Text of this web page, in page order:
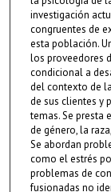
investigación
congruentes de
esta población.
los proveedores
condicional a
del contexto de
de sus clientes y
temas. Se presta
de género, la
Se abordan
como el estrés
problemas de
fusionadas no